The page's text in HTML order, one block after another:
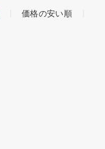
価格の安い順